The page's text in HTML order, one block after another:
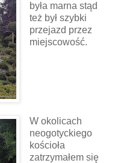
była marna stąd
też był szybki
przejazd przez
miejscowość.
W okolicach
neogotyckiego
kościoła
zatrzymałem się